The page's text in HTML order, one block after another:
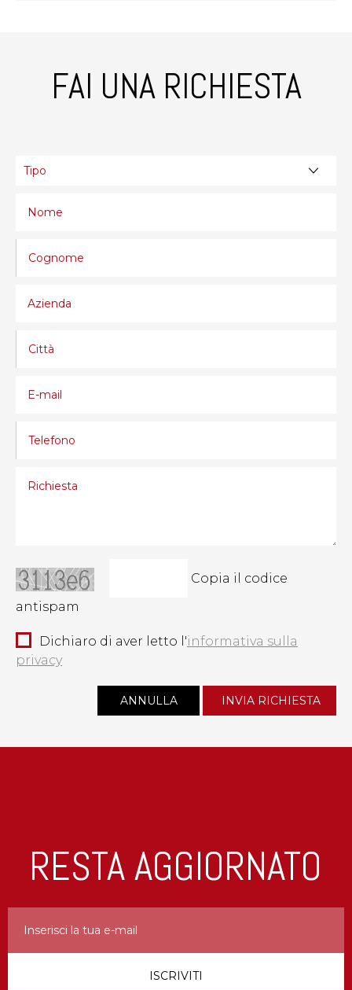
FAI UNA RICHIESTA
Copia il codice
antispam
Dichiaro di aver letto l'informativa sulla
privacy
RESTA AGGIORNATO